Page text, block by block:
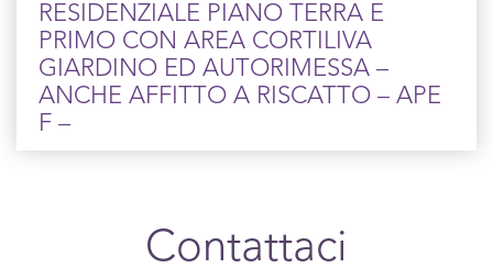
RESIDENZIALE PIANO TERRA E
PRIMO CON AREA CORTILIVA
GIARDINO ED AUTORIMESSA –
ANCHE AFFITTO A RISCATTO – APE
F –
Contattaci